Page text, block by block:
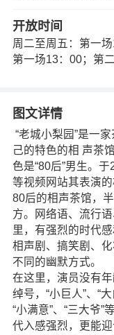
开放时间
周二至周五：第一
第一场13：00；第
图文详情
“老城小梨园”是一
己的特色的相 声茶
色是“80后”男生。
等视频网站其表演
80后的相声茶馆，
方。网络语、流行
里，有强烈的时代
相声剧、搞笑剧、
不同的幽默方式。
在这里，演员没有
绰号，“小巨人”、“大
“小满意”、“三大爷
代入感强烈，更能